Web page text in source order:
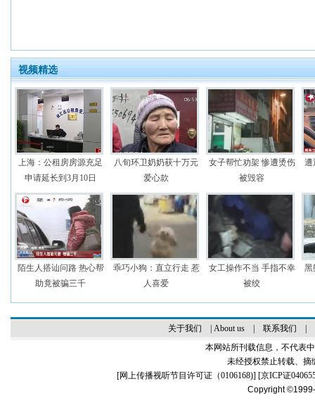
视频精选
上海：公租房房源充足
申请延长到3月10日
八旬环卫奶奶获十万元
爱心款
女子帮忙劝架 惨遭烫伤
被毁容
遭
陌生人搭讪问路 热心帮
助竟被骗三千
乖巧小狗：直立行走 惹
人喜爱
女工操作不当 手指不幸
被绞
黑
关于我们 About us| 联系我们
本网站所刊载信息，不代表
未经授权禁止转载、摘
[网上传播视听节目许可证（0106168)] [京ICP证
Copyright